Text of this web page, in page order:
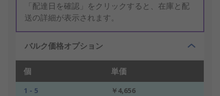
「配達日を確認」をクリックすると、在庫と配
送の詳細が表示されます。
バルク価格オプション
個 単価
1 - 5
￥4,656